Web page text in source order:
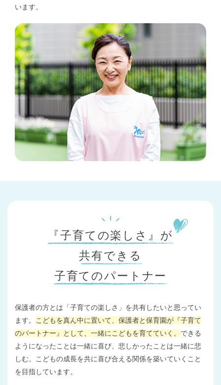
います。
『子育ての楽しさ』が
共有できる
子育てのパートナー
保護者の方とは「子育ての楽しさ」を共有したいと思ってい
ます。
こどもを真ん中に置いて、保護者と保育園が『子育て
のパートナー』として、一緒にこどもを育てていく。 できる
ようになったことは一緒に喜び、悲しかったことは一緒に悲
しむ。こどもの成長を共に喜び合える関係を築いていくこと
を目指しています。